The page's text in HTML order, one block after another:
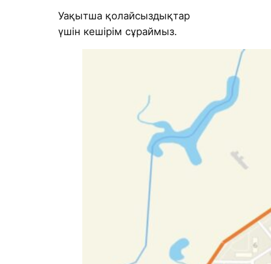
Уақытша қолайсыздықтар
үшін кешірім сұраймыз.